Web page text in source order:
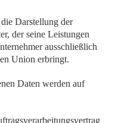
Darstellung der
der seine Leistungen
ausschließlich
Union erbringt.
Daten werden auf